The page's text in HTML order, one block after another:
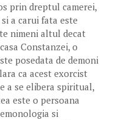
prin dreptul camerei,
a carui fata este
nimeni altul decat
Constanzei, o
posedata de demoni
ca acest exorcist
a se elibera spiritual,
este o persoana
si